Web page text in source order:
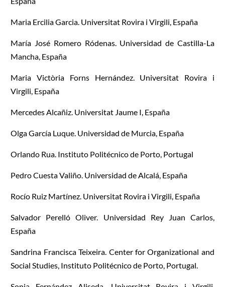
Maria Ercilia Garcia. Universitat Rovira i Virgili, España
María José Romero Ródenas. Universidad de Castilla-La
Mancha, España
Maria Victòria Forns Hernández. Universitat Rovira i
Virgili, España
Mercedes Alcañiz. Universitat Jaume I, España
Olga García Luque. Universidad de Murcia, España
Orlando Rua. Instituto Politécnico de Porto, Portugal
Pedro Cuesta Valiño. Universidad de Alcalá, España
Rocío Ruiz Martínez. Universitat Rovira i Virgili, España
Salvador Perelló Oliver. Universidad Rey Juan Carlos,
España
Sandrina Francisca Teixeira. Center for Organizational and
Social Studies, Instituto Politécnico de Porto, Portugal.